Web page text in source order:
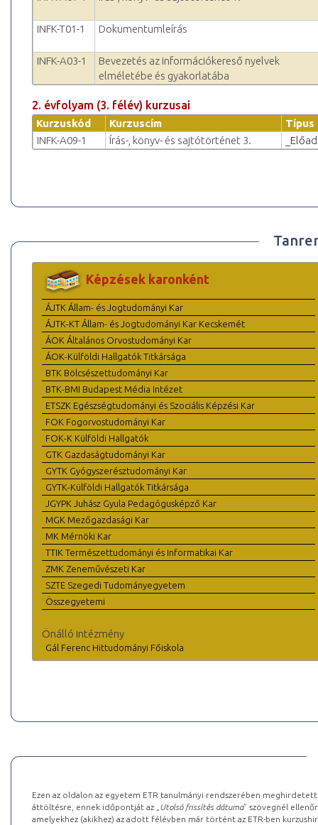
INFK-T01-1 Dokumentumleírás
INFK-A03-1
Bevezetés az információkereső nyelvek
elméletébe és gyakorlatába
2. évfolyam (3. félév) kurzusai
Kurzuskód Kurzuscím
Típus
INFK-A09-1
Írás-, könyv- és sajtótörténet 3.
Képzések karonként
ÁJTK Állam- és Jogtudományi Kar
ÁJTK-KT Állam- és Jogtudományi Kar Kecskemét
ÁOK Általános Orvostudományi Kar
ÁOK-Külföldi Hallgatók Titkársága
BTK Bölcsészettudományi Kar
BTK-BMI Budapest Média Intézet
ETSZK Egészségtudományi és Szociális Képzési Kar
FOK Fogorvostudományi Kar
FOK-K Külföldi Hallgatók
GTK Gazdaságtudományi Kar
GYTK Gyógyszerésztudományi Kar
GYTK-Külföldi Hallgatók Titkársága
JGYPK Juhász Gyula Pedagógusképző Kar
MGK Mezőgazdasági Kar
MK Mérnöki Kar
TTIK Természettudományi és Informatikai Kar
ZMK Zeneművészeti Kar
SZTE Szegedi Tudományegyetem
Összegyetemi
Önálló intézmény
Gál Ferenc Hittudományi Főiskola
Ezen az oldalon az egyetem ETR tanulmányi rendszerében
áttöltésre, ennek időpontját az „ Utolsó frissítés dátuma” szövegnél
amelyekhez (akikhez) az adott félévben már történt az ETR-ben